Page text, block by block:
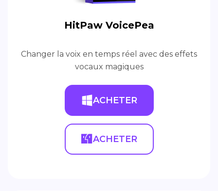
HitPaw VoicePea
Changer la voix en temps réel avec des effets
vocaux magiques
ACHETER
ACHETER